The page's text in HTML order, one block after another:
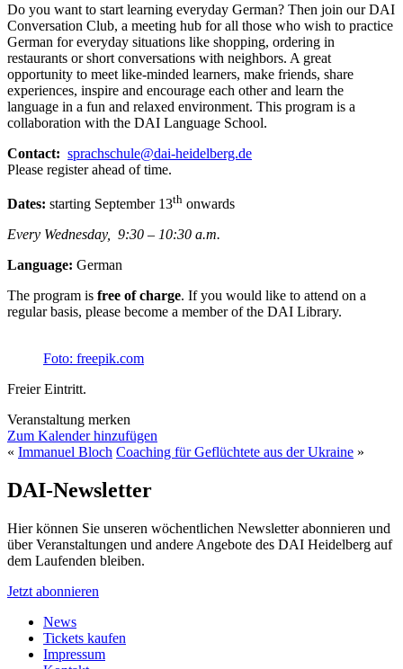
Do you want to start learning everyday German? Then join our DAI
Conversation Club, a meeting hub for all those who wish to practice
German for everyday situations like shopping, ordering in
restaurants or short conversations with neighbors. A great
opportunity to meet like-minded learners, make friends, share
experiences, inspire and encourage each other and learn the
language in a fun and relaxed environment. This program is a
collaboration with the DAI Language School.
Contact: sprachschule@dai-heidelberg.de
Please register ahead of time.
Dates: starting September 13th onwards
Every Wednesday, 9:30 – 10:30 a.m.
Language: German
The program is free of charge. If you would like to attend on a
regular basis, please become a member of the DAI Library.
Foto: freepik.com
Freier Eintritt.
Veranstaltung merken
Zum Kalender hinzufügen
« Immanuel Bloch Coaching für Geflüchtete aus der Ukraine »
DAI-Newsletter
Hier können Sie unseren wöchentlichen Newsletter abonnieren und
über Veranstaltungen und andere Angebote des DAI Heidelberg auf
dem Laufenden bleiben.
Jetzt abonnieren
News
Tickets kaufen
Impressum